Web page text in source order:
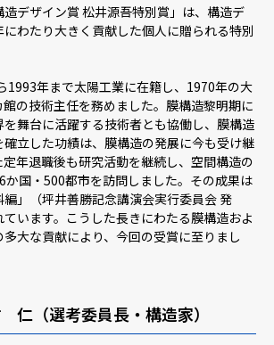
デザイン賞 松井源吾特別賞」は、構造デ
わたり大きく貢献した個人に贈られる特別
1993年まで太陽工業に在籍し、1970年の大
の技術主任を務めました。膜構造黎明期に
舞台に活躍する技術者とも協働し、膜構造
立した功績は、膜構造の発展に今も受け継
年退職後も研究活動を継続し、空間構造の
か国・500都市を訪問しました。その成果は
編」（坪井善勝記念講演会実行委員会 発
います。こうした長きにわたる膜構造およ
大な貢献により、今回の受賞に至りまし
（選考委員長・構造家）